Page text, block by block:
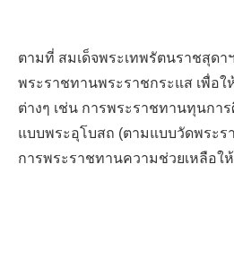
ตามที่ สมเด็จพระเทพรัตนราชสุด
พระราชทานพระราชกระแส เพื่อ
ต่างๆ เช่น การพระราชทานทุนกา
แบบพระอุโบสถ (ตามแบบวัดพระร
การพระราชทานความช่วยเหลือใ